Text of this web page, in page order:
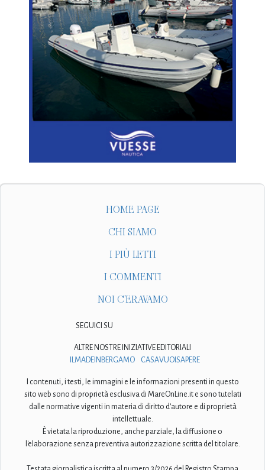
HOME PAGE
CHI SIAMO
I PIÙ LETTI
I COMMENTI
NOI C'ERAVAMO
SEGUICI SU
ALTRE NOSTRE INIZIATIVE EDITORIALI
ILMADEINBERGAMO
CASAVUOISAPERE
I contenuti, i testi, le immagini e le informazioni presenti in questo
sito web sono di proprietà esclusiva di MareOnLine.it e sono tutelati
dalle normative vigenti in materia di diritto d'autore e di proprietà
intellettuale.
È vietata la riproduzione, anche parziale, la diffusione o
l'elaborazione senza preventiva autorizzazione scritta del titolare.